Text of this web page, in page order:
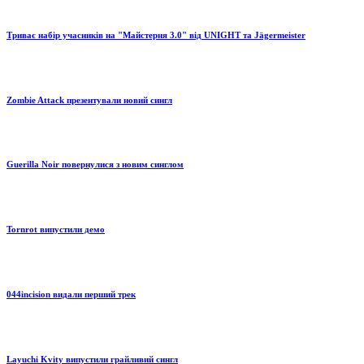
Триває набір учасників на "Майстерня 3.0" від UNIGHT та Jägermeister
Zombie Attack презентували новий сингл
Guerilla Noir повернулися з новим синглом
Tornrot випустили демо
044incision видали перший трек
Layuchi Kvity випустили грайливий сингл